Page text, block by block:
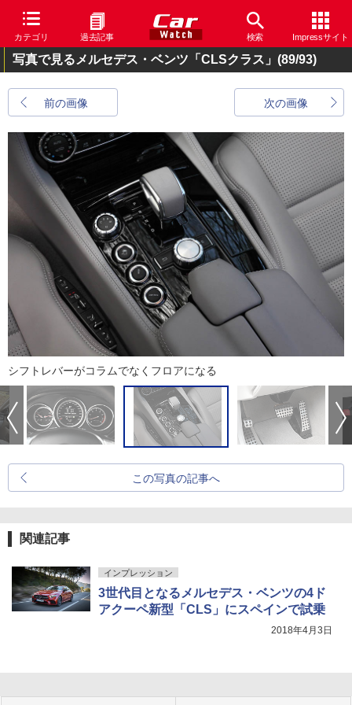
カテゴリ 過去記事 検索 Impressサイト
写真で見るメルセデス・ベンツ「CLSクラス」 (89/93)
前の画像 次の画像
シフトレバーがコラムでなくフロアになる
この写真の記事へ
関連記事
インプレッション
3世代目となるメルセデス・ベンツの4ド
アクーペ新型「CLS」にスペインで試乗
2018年4月3日